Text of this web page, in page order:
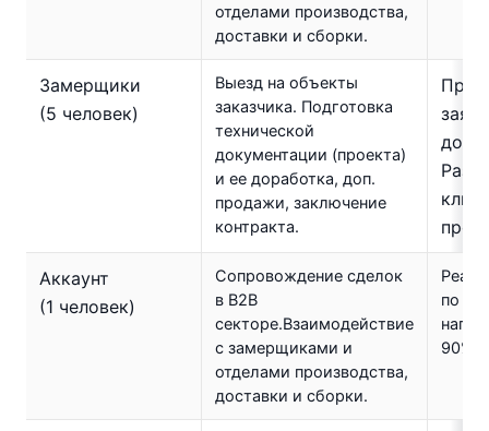
отделами производства,
доставки и сборки.
Замерщики
(5 человек)
Выезд на объекты
заказчика. Подготовка
технической
документации (проекта)
и ее доработка, доп.
продажи, заключение
контракта.
Аккаунт
(1 человек)
Сопровождение сделок
в B2B
секторе.Взаимодействие
с замерщиками и
отделами производства,
доставки и сборки.
по
90%.